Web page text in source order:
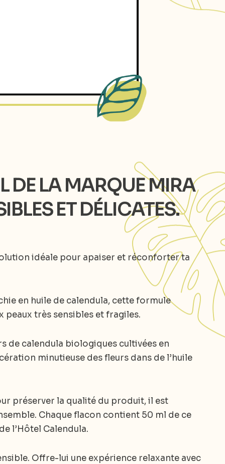
DE LA MARQUE MIRA
ET DÉLICATES.
idéale pour apaiser et réconforter ta
en huile de calendula, cette formule
peaux très sensibles et fragiles.
de calendula biologiques cultivées en
minutieuse des fleurs dans de l’huile
préserver la qualité du produit, il est
Chaque flacon contient 50 ml de ce
l’Hôtel Calendula.
Offre-lui une expérience relaxante avec